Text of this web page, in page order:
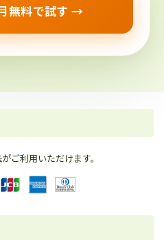
無料で試す →
ご利用いただけます。